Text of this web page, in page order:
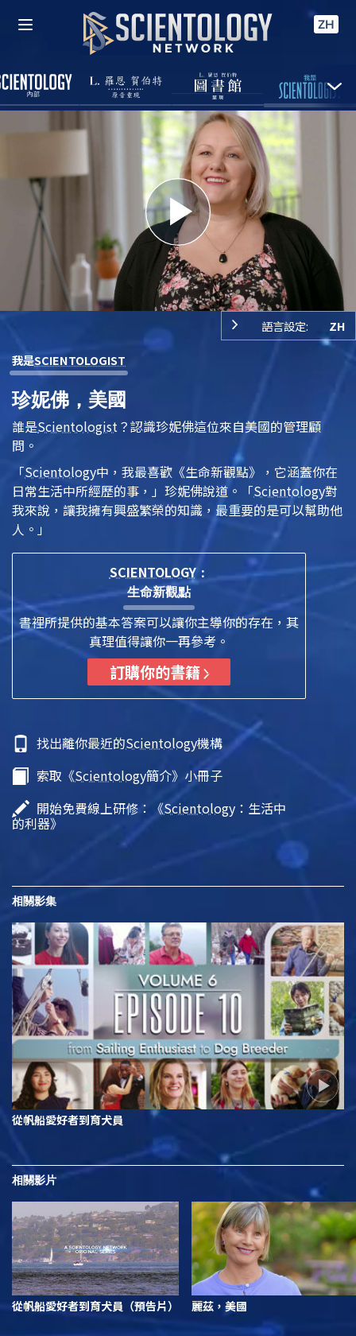
ZH
Play
Video
語言設定: ZH
我是SCIENTOLOGIST
珍妮佛，美國
誰是Scientologist ？認識珍妮佛這位來自美國的管理顧
問。
「Scientology中，我最喜歡《生命新觀點》，它涵蓋你在
日常生活中所經歷的事，」珍妮佛說道。「Scientology對
我來說，讓我擁有興盛繁榮的知識，最重要的是可以幫助他
人。」
SCIENTOLOGY：
生命新觀點
書裡所提供的基本答案可以讓你主導你的存在，其
真理值得讓你一再參考。
訂購你的書籍
找出離你最近的Scientology機構
索取《Scientology簡介》小冊子
開始免費線上研修：《Scientology ：生活中
的利器》
相關影集
從帆船愛好者到育犬員
相關影片
從帆船愛好者到育犬員（預告片） 麗茲，美國